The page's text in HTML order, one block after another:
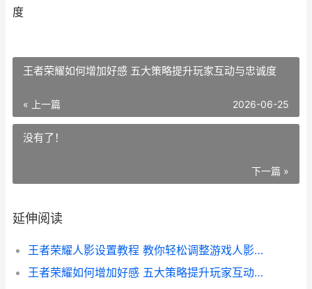
度
王者荣耀如何增加好感 五大策略提升玩家互动与忠诚度
« 上一篇 2026-06-25
没有了！
下一篇 »
延伸阅读
王者荣耀人影设置教程 教你轻松调整游戏人影效果 提升视觉体验
王者荣耀如何增加好感 五大策略提升玩家互动与忠诚度